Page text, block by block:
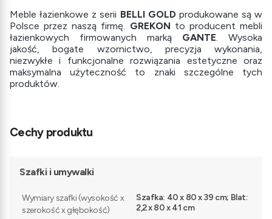
Meble łazienkowe z serii BELLI GOLDprodukowane są w
Polsce przez naszą firmę. GREKON to producent mebli
łazienkowych firmowanych marką GANTE. Wysoka
jakość, bogate wzornictwo, precyzja wykonania,
niezwykłe i funkcjonalne rozwiązania estetyczne oraz
maksymalna użyteczność to znaki szczególne tych
produktów.
Cechy produktu
Szafki i umywalki
Wymiary szafki (wysokość x
szerokość x głębokość)
Szafka: 40 x 80 x 39 cm; Blat:
2,2 x 80 x 41 cm